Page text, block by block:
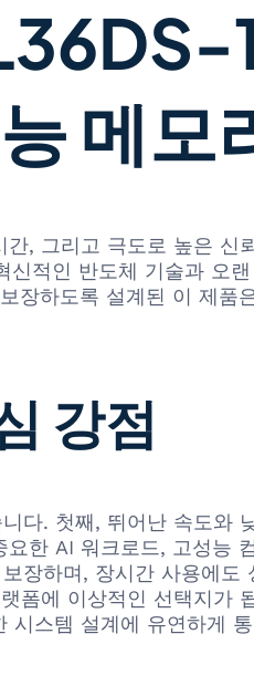
메모
, 그리고 극도로 높은 신
적인 반도체 기술과 오
하도록 설계된 이 제품
강점
다. 첫째, 뛰어난 속도와
한 AI 워크로드, 고성능
장하며, 장시간 사용에
폼에 이상적인 선택지가
스템 설계에 유연하게